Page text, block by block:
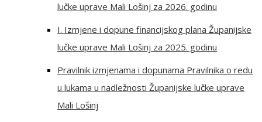
lučke uprave Mali Lošinj za 2026. godinu
I. Izmjene i dopune financijskog plana Županijske
lučke uprave Mali Lošinj za 2025. godinu
Pravilnik izmjenama i dopunama Pravilnika o redu
u lukama u nadležnosti Županijske lučke uprave
Mali Lošinj